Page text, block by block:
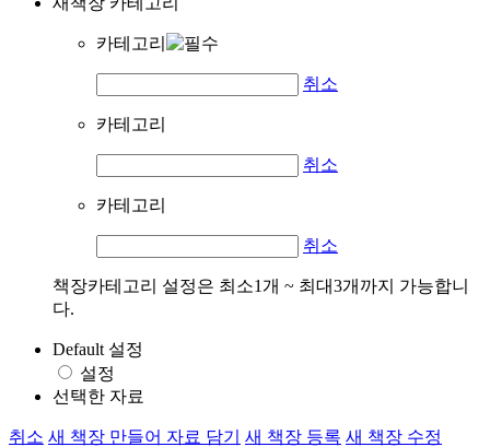
카테고리
취소
카테고리
취소
카테고리
취소
책장카테고리 설정은 최소1개 ~ 최대3개까지 가능합니
다.
Default 설정
설정
선택한 자료
취소 새 책장 만들어 자료 담기 새 책장 등록 새 책장 수정